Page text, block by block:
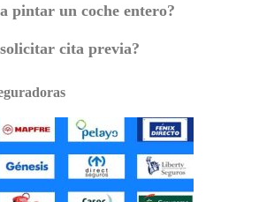
pintar un coche entero?
solicitar cita previa?